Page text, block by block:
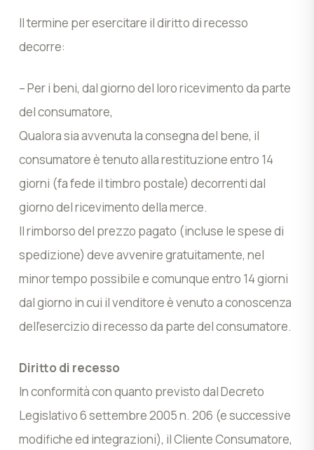
Il termine per esercitare il diritto di recesso
decorre:
– Per i beni, dal giorno del loro ricevimento da parte
del consumatore,
Qualora sia avvenuta la consegna del bene, il
consumatore è tenuto alla restituzione entro 14
giorni (fa fede il timbro postale) decorrenti dal
giorno del ricevimento della merce.
Il rimborso del prezzo pagato (incluse le spese di
spedizione) deve avvenire gratuitamente, nel
minor tempo possibile e comunque entro 14 giorni
dal giorno in cui il venditore è venuto a conoscenza
dell’esercizio di recesso da parte del consumatore.
Diritto di recesso
In conformità con quanto previsto dal Decreto
Legislativo 6 settembre 2005 n. 206 (e successive
modifiche ed integrazioni), il Cliente Consumatore,